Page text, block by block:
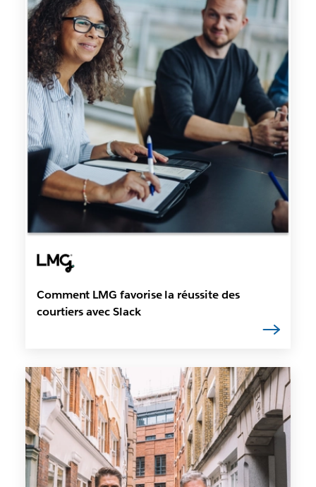
Comment LMG favorise la réussite des
courtiers avec Slack